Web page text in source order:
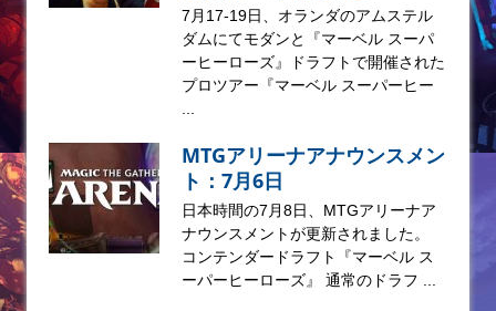
7月17-19日、オランダのアムステル
ダムにてモダンと『マーベル スーパ
ーヒーローズ』ドラフトで開催された
プロツアー『マーベル スーパーヒー
MTGアリーナアナウンスメン
ト：7月6日
日本時間の7月8日、MTGアリーナア
ナウンスメントが更新されました。
コンテンダードラフト『マーベル ス
ーパーヒーローズ』 通常のドラフ ...